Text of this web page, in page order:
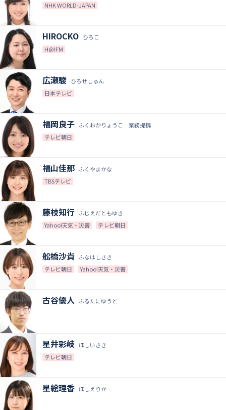
NHK WORLD-JAPAN
ひろこ
HIROCKO
H@!FM
ひろせしゅん
広瀬駿
日本テレビ
ふくおかりょうこ 業務提携
福岡良子
テレビ朝日
ふくやまかな
福山佳那
TBSテレビ
ふじえだともゆき
藤枝知行
Yahoo!天気・災害 テレビ朝日
ふなはしさき
舩橋沙貴
テレビ朝日 Yahoo!天気・災害
ふるたにゆうと
古谷優人
ほしいさき
星井彩岐
テレビ朝日
ほしえりか
星絵理香